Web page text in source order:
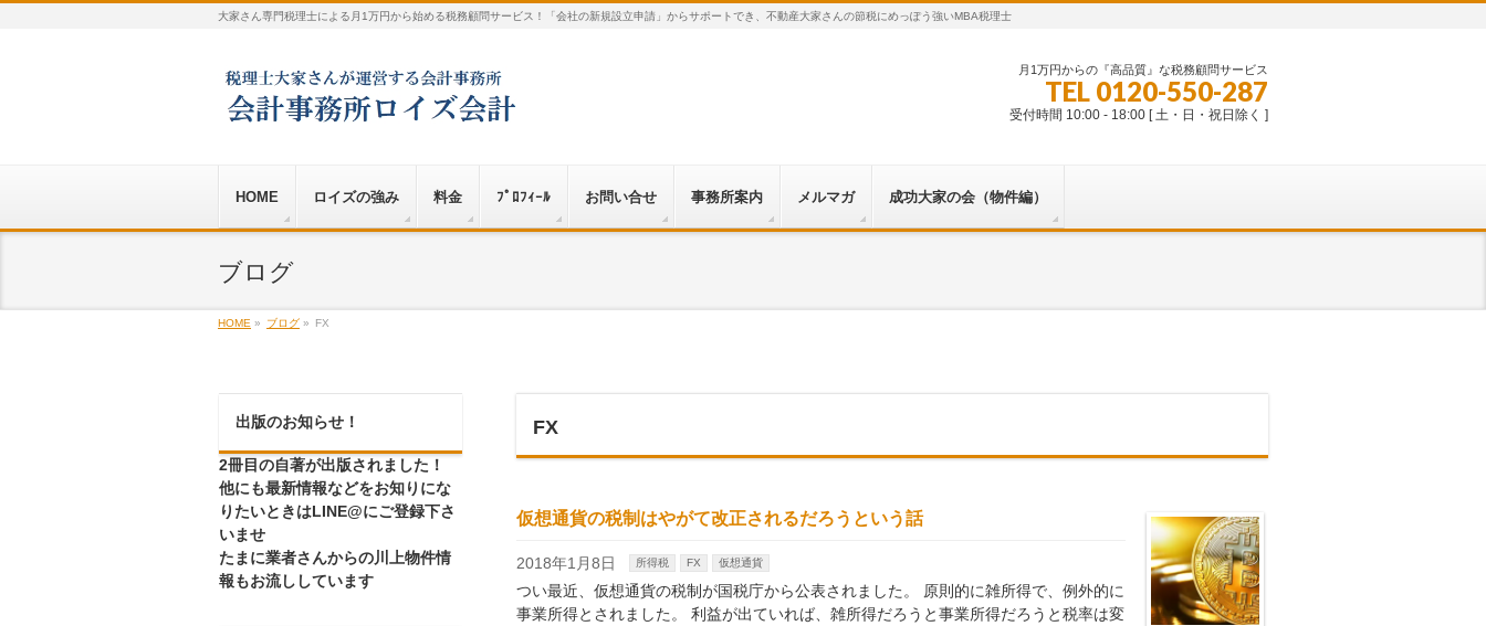
大家さん専門税理士による月1万円から始める税務顧問サービス！「会社の新規設立申請」からサポートでき、不動産大家さんの節税にめっぽう強いMBA税理士
月1万円からの『高品質』な税務顧問サービス
TEL 0120-550-287
受付時間 10:00 - 18:00 [ 土・日・祝日除く ]
HOME ロイズの強み 料金 ﾌﾟﾛﾌｨｰﾙ お問い合せ 事務所案内 メルマガ 成功大家の会（物件編）
ブログ
HOME » ブログ » FX
FX
仮想通貨の税制はやがて改正されるだろうという話
2018年1月8日 所得税 FX 仮想通貨
つい最近、仮想通貨の税制が国税庁から公表されました。 原則的に雑所得で、例外的に
事業所得とされました。 利益が出ていれば、雑所得だろうと事業所得だろうと税率は変
出版のお知らせ！
2冊目の自著が出版されました！
他にも最新情報などをお知りにな
りたいときはLINE@にご登録下さ
いませ
たまに業者さんからの川上物件情
報もお流ししています